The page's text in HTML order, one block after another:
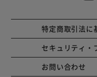
特定商取引法に
セキュリティ・
お問い合わせ